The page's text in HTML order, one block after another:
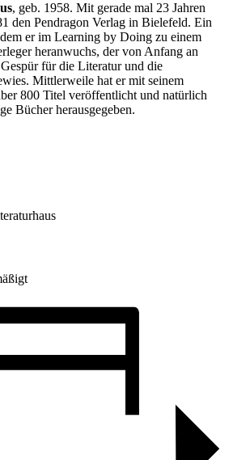
, geb. 1958. Mit gerade mal 23 Jahren
den Pendragon Verlag in Bielefeld. Ein
er im Learning by Doing zu einem
heranwuchs, der von Anfang an
für die Literatur und die
Mittlerweile hat er mit seinem
800 Titel veröffentlicht und natürlich
Bücher herausgegeben.